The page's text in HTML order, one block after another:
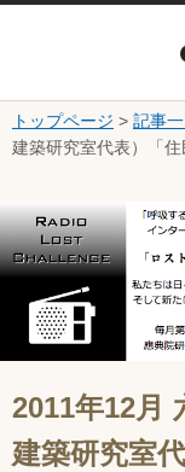
本文へ
ニ
ュ
ー
を
開
く
トップページ > 記事
建築研究室代表）「住
2011年12月
建築研究室